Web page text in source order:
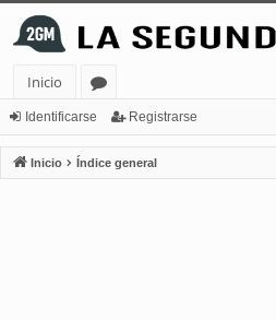
Inicio
or
os
Identificarse Registrarse
Inicio Índice general